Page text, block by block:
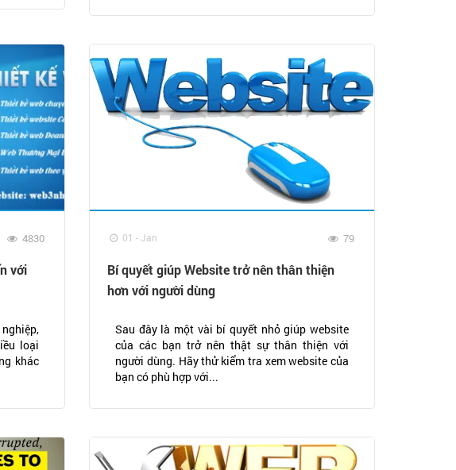
4830
với
loại
khác
01 - Jan 79
Bí quyết giúp Website trở nên thân thiện
hơn với người dùng
Sau đây là một vài bí quyết nhỏ giúp website
của các bạn trở nên thật sự thân thiện với
người dùng. Hãy thử kiểm tra xem website của
bạn có phù hợp với...